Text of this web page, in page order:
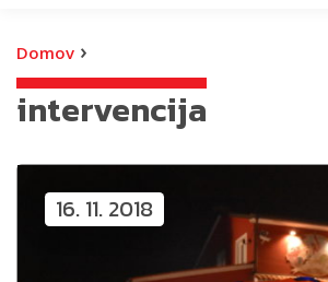
Domov ›
intervencija
16. 11. 2018